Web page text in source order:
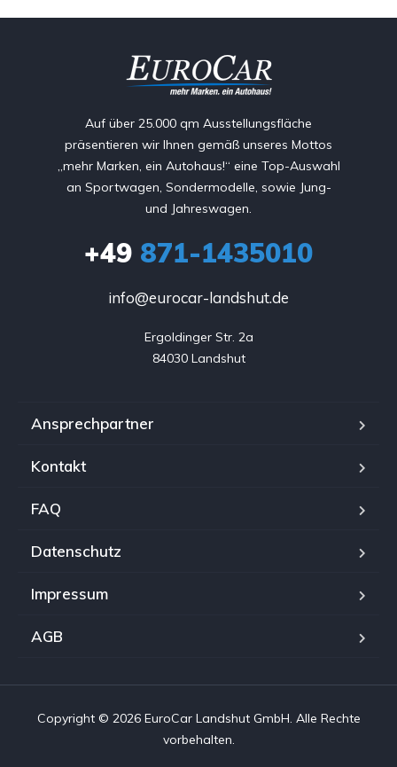
Auf über 25.000 qm Ausstellungsfläche
präsentieren wir Ihnen gemäß unseres Mottos
„mehr Marken, ein Autohaus!“ eine Top-Auswahl
an Sportwagen, Sondermodelle, sowie Jung-
und Jahreswagen.
+49 871-1435010
info@eurocar-landshut.de
Ergoldinger Str. 2a
84030 Landshut
Ansprechpartner
Kontakt
FAQ
Datenschutz
Impressum
AGB
Copyright © 2026 EuroCar Landshut GmbH. Alle Rechte
vorbehalten.